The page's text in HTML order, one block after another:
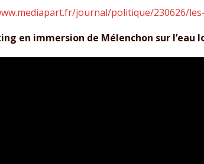
journal/politique/230626/
en immersion de Mélenchon sur l’eau